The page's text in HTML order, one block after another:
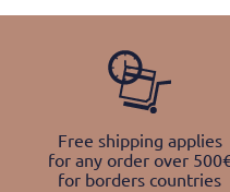
Free shipping applies
for any order over
for borders countries